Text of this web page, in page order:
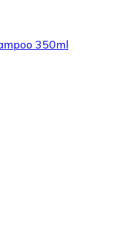
350ml